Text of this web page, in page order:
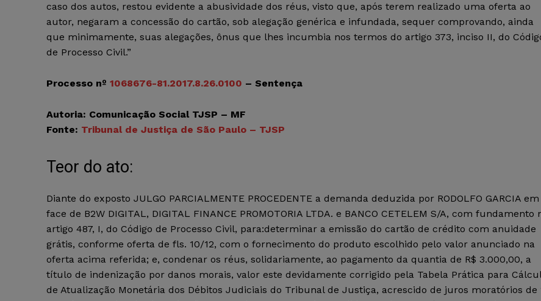
caso dos autos, restou evidente a abusividade dos réus, visto que, após terem realizado uma oferta ao
autor, negaram a concessão do cartão, sob alegação genérica e infundada, sequer comprovando, ainda
que minimamente, suas alegações, ônus que lhes incumbia nos termos do artigo 373, inciso II, do
de Processo Civil.”
Processo nº 1068676-81.2017.8.26.0100 – Sentença
Autoria: Comunicação Social TJSP – MF
Fonte: Tribunal de Justiça de São Paulo – TJSP
Teor do ato:
Diante do exposto JULGO PARCIALMENTE PROCEDENTE a demanda deduzida por RODOLFO GARCIA em
face de B2W DIGITAL, DIGITAL FINANCE PROMOTORIA LTDA. e BANCO CETELEM S/A, com fundamento
artigo 487, I, do Código de Processo Civil, para:determinar a emissão do cartão de crédito com anuidade
grátis, conforme oferta de fls. 10/12, com o fornecimento do produto escolhido pelo valor anunciado na
oferta acima referida; e, condenar os réus, solidariamente, ao pagamento da quantia de R$ 3.000,00, a
título de indenização por danos morais, valor este devidamente corrigido pela Tabela Prática para
de Atualização Monetária dos Débitos Judiciais do Tribunal de Justiça, acrescido de juros moratórios de